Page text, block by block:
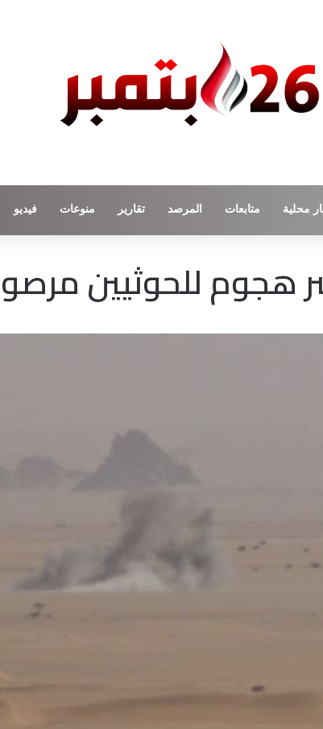
محلية متابعات المرصد تقارير منوعات فيديو
للحوثيين